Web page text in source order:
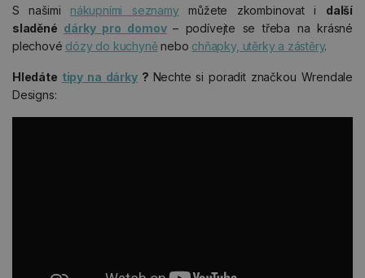
S našimi nákupními seznamymůžete zkombinovat i další
sladěné dárky pro domov – podívejte se třeba na krásné
plechové dózy do kuchyněnebo chňapky, utěrky a zástěry.
Hledáte tipy na dárky? Nechte si poradit značkou Wrendale
Designs: